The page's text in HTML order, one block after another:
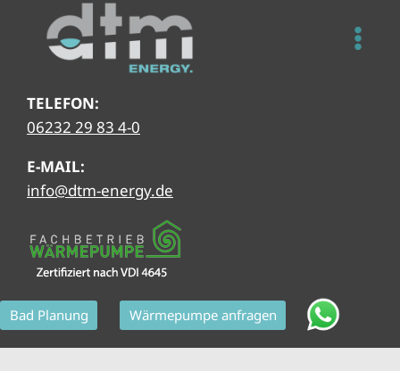
springen
TELEFON:
06232 29 83 4-0
E-MAIL:
info@dtm-energy.de
Bad Planung Wärmepumpe anfragen